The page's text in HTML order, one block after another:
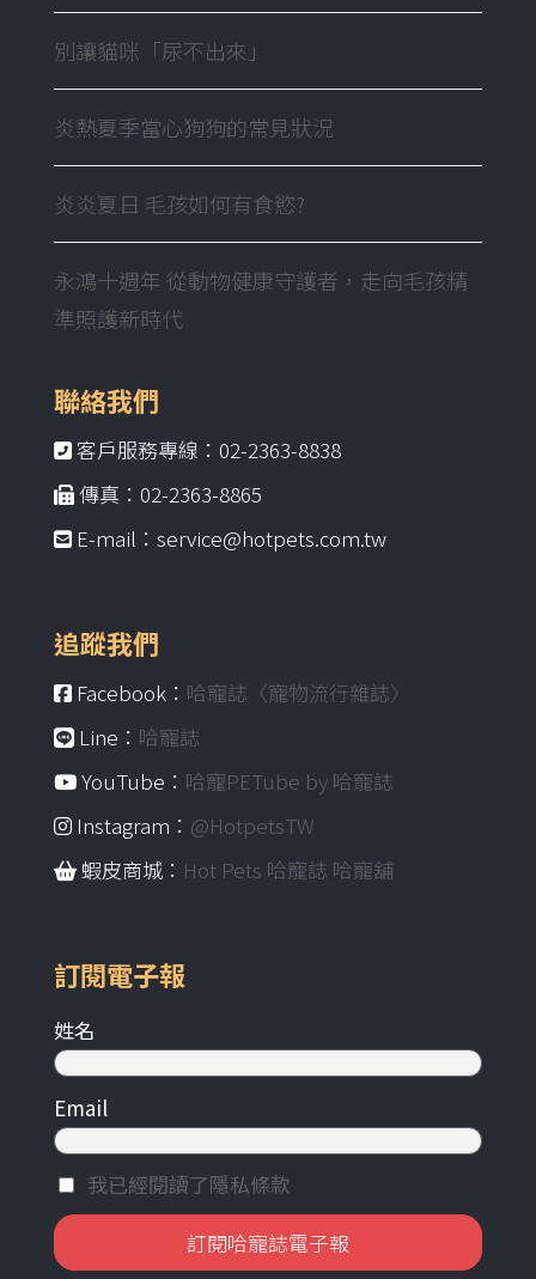
別讓貓咪「尿不出來」
炎熱夏季當心狗狗的常見狀況
炎炎夏日 毛孩如何有食慾?
永鴻十週年 從動物健康守護者，走向毛孩精
準照護新時代
聯絡我們
客戶服務專線：02-2363-8838
傳真：02-2363-8865
E-mail：service@hotpets.com.tw
追蹤我們
Facebook： 哈寵誌〈寵物流行雜誌〉
Line： 哈寵誌
YouTube： 哈寵PETube by 哈寵誌
Instagram： @HotpetsTW
蝦皮商城： Hot Pets 哈寵誌 哈寵舖
訂閱電子報
姓名
Email
我已經閱讀了隱私條款